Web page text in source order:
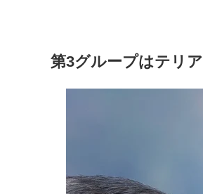
第3グループはテリ